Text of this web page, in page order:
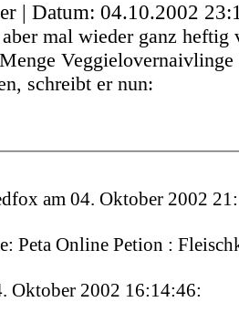
| Datum: 04.10.2002
mal wieder ganz heftig
schreibt er nun:
am 04. Oktober 2002
Peta Online Petion :
Oktober 2002 16:14:46: